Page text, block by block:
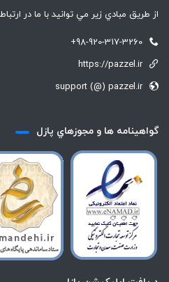
از طريق مبادي زير مي توانيد با ما در
+98-920-317-3260
https://pazzel.ir
support (@) pazzel.ir
گواهينامه ها و مجوزهاي پازل